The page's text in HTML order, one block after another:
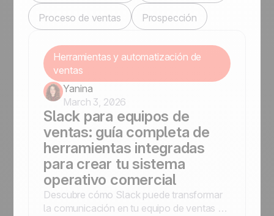
Proceso de ventas Prospección
Herramientas y automatización de
ventas
Yanina
March 3, 2026
Slack para equipos de
ventas: guía completa de
herramientas integradas
para crear tu sistema
operativo comercial
Descubre cómo Slack puede transformar
la comunicación en tu equipo de ventas y